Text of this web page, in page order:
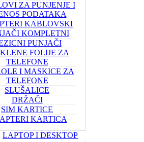
ZA PUNJENJE I
PODATAKA
KABLOVSKI
KOMPLETNI
PUNJAČI
FOLIJE ZA
TELEFONE
I MASKICE ZA
TELEFONE
SLUŠALICE
DRŽAČI
SIM KARTICE
KARTICA
LAPTOP I DESKTOP